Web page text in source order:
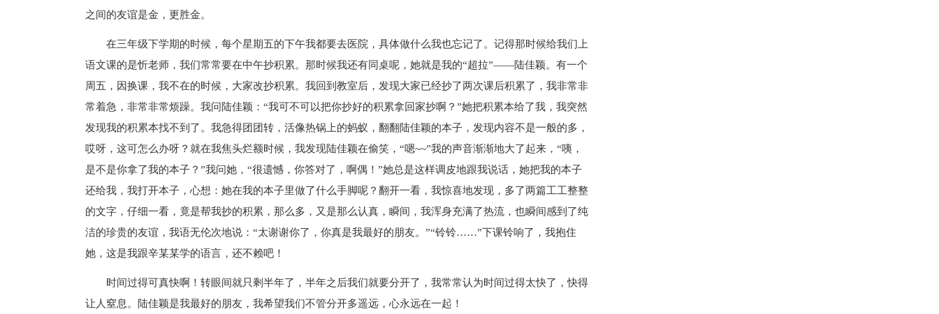
之间的友谊是金，更胜金。
在三年级下学期的时候，每个星期五的下午我都要去医院，具体做什么我也忘记了。记得那时候给我们上
语文课的是忻老师，我们常常要在中午抄积累。那时候我还有同桌呢，她就是我的“超拉”——陆佳颖。有一个
周五，因换课，我不在的时候，大家改抄积累。我回到教室后，发现大家已经抄了两次课后积累了，我非常非
常着急，非常非常烦躁。我问陆佳颖：“我可不可以把你抄好的积累拿回家抄啊？”她把积累本给了我，我突然
发现我的积累本找不到了。我急得团团转，活像热锅上的蚂蚁，翻翻陆佳颖的本子，发现内容不是一般的多，
哎呀，这可怎么办呀？就在我焦头烂额时候，我发现陆佳颖在偷笑，“嗯~~”我的声音渐渐地大了起来，“咦，
是不是你拿了我的本子？”我问她，“很遗憾，你答对了，啊偶！”她总是这样调皮地跟我说话，她把我的本子
还给我，我打开本子，心想：她在我的本子里做了什么手脚呢？翻开一看，我惊喜地发现，多了两篇工工整整
的文字，仔细一看，竟是帮我抄的积累，那么多，又是那么认真，瞬间，我浑身充满了热流，也瞬间感到了纯
洁的珍贵的友谊，我语无伦次地说：“太谢谢你了，你真是我最好的朋友。”“铃铃……”下课铃响了，我抱住
她，这是我跟辛某某学的语言，还不赖吧！
时间过得可真快啊！转眼间就只剩半年了，半年之后我们就要分开了，我常常认为时间过得太快了，快得
让人窒息。陆佳颖是我最好的朋友，我希望我们不管分开多遥远，心永远在一起！